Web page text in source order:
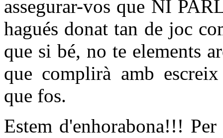
assegurar-vos que NI
hagués donat tan de joc
que si bé, no te elements
que complirà amb
que fos.
Estem d'enhorabona!!!